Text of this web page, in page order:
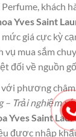
khách
Yves Saint
giá cực kỳ
mua sắm
đối về nguồn
phương
– Trải nghiệm
Yves Saint
được nhập